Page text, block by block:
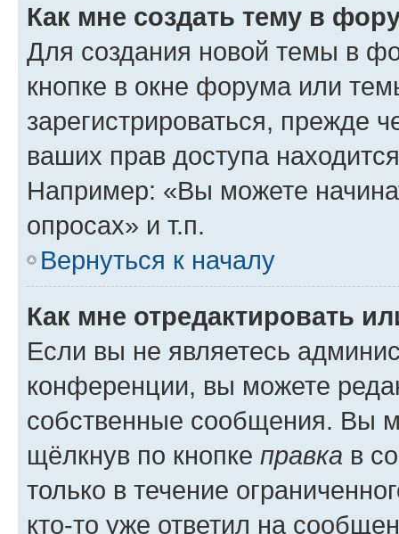
Как мне создать тему в
Для создания новой темы в
кнопке в окне форума или
зарегистрироваться, прежде
ваших прав доступа
Например: «Вы можете
опросах» и т.п.
Вернуться к началу
Как мне отредактировать
Если вы не являетесь
конференции, вы можете
собственные сообщения. Вы
щёлкнув по кнопке правка в
только в течение
кто-то уже ответил на